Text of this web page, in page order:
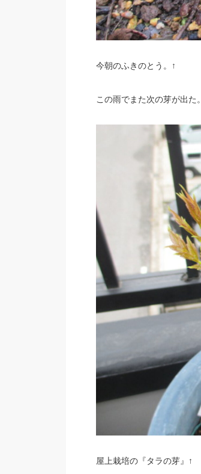
今朝のふきのとう。↑
この雨でまた次の芽が出た。
屋上栽培の『タラの芽』↑